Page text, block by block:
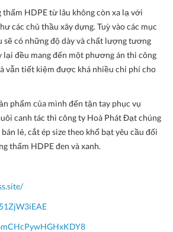
thấm HDPE từ lâu không còn xa lạ với
các chủ thầu xây dựng. Tuỳ vào các mục
sẽ có những độ dày và chất lượng tương
lại đều mang đến một phương án thi công
vẫn tiết kiệm được khá nhiều chi phí cho
phẩm của mình đến tận tay phục vụ
canh tác thì công ty Hoà Phát Đạt chúng
lẻ, cắt ép size theo khổ bạt yêu cầu đối
thấm HDPE đen và xanh.